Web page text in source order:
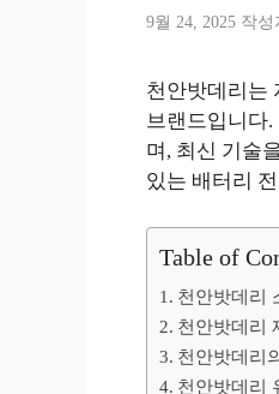
9월 24, 2025 작성
천안밧데리는
브랜드입니다
며, 최신 기술
있는 배터리
Table of
천안밧데리
천안밧데리
천안밧데리
천안밧데리